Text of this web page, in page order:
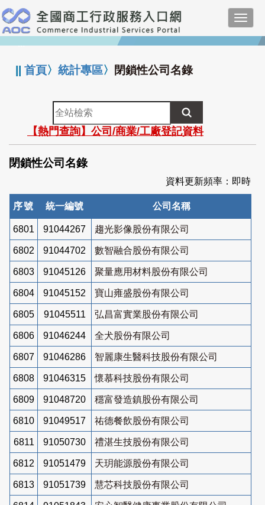
跳
到
主
要
:::
||首頁〉統計專區〉 閉鎖性公司名錄
全
站
檢
索
【熱門查詢】公司/商業/工廠登記資料
閉鎖性公司名錄
資料更新頻率：即時
序號 統一編號 公司名稱
6801 91044267 趨光影像股份有限公司
6802 91044702 數智融合股份有限公司
6803 91045126 聚量應用材料股份有限公司
6804 91045152 寶山雍盛股份有限公司
6805 91045511 弘昌富實業股份有限公司
6806 91046244 全犬股份有限公司
6807 91046286 智麗康生醫科技股份有限公司
6808 91046315 懷慕科技股份有限公司
6809 91048720 穩富發造鎮股份有限公司
6810 91049517 祐德餐飲股份有限公司
6811 91050730 禮湛生技股份有限公司
6812 91051479 天玥能源股份有限公司
6813 91051739 慧芯科技股份有限公司